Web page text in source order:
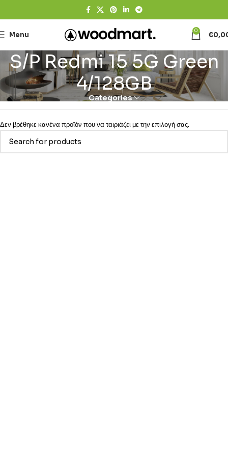
Menu 0 €
S/P Redmi 15 5G Green
4/128GB
Categories
Δεν βρέθηκε κανένα προϊόν που να ταιριάζει με την επιλογή σας.